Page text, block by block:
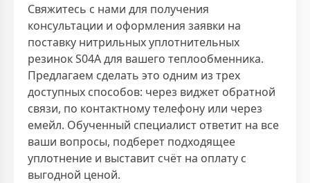
Свяжитесь с нами для получения
консультации и оформления заявки на
поставку нитрильных уплотнительных
резинок S04A для вашего теплообменника.
Предлагаем сделать это одним из трех
доступных способов: через виджет обратной
связи, по контактному телефону или через
емейл. Обученный специалист ответит на все
ваши вопросы, подберет подходящее
уплотнение и выставит счёт на оплату с
выгодной ценой.